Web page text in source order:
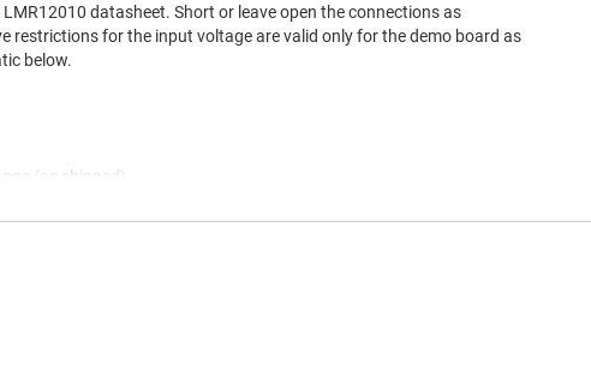
datasheet. Short or leave open the connections as
restrictions for the input voltage are valid only for the demo board as
below.
(as shipped)